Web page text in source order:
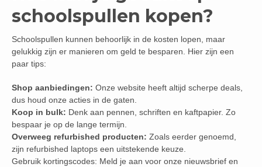
schoolspullen kopen?
Schoolspullen kunnen behoorlijk in de kosten lopen, maar
gelukkig zijn er manieren om geld te besparen. Hier zijn een
paar tips:
Shop aanbiedingen: Onze website heeft altijd scherpe deals,
dus houd onze acties in de gaten.
Koop in bulk: Denk aan pennen, schriften en kaftpapier. Zo
bespaar je op de lange termijn.
Overweeg refurbished producten: Zoals eerder genoemd,
zijn refurbished laptops een uitstekende keuze.
Gebruik kortingscodes: Meld je aan voor onze nieuwsbrief en